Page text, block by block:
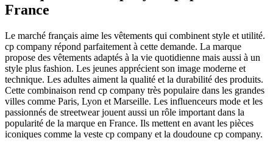
France
Le marché français aime les vêtements qui combinent style et utilité.
cp company répond parfaitement à cette demande. La marque
propose des vêtements adaptés à la vie quotidienne mais aussi à un
style plus fashion. Les jeunes apprécient son image moderne et
technique. Les adultes aiment la qualité et la durabilité des produits.
Cette combinaison rend cp company très populaire dans les grandes
villes comme Paris, Lyon et Marseille. Les influenceurs mode et les
passionnés de streetwear jouent aussi un rôle important dans la
popularité de la marque en France. Ils mettent en avant les pièces
iconiques comme la veste cp company et la doudoune cp company.